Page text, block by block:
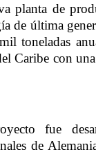
planta de
de última
toneladas
Caribe con
fue
de